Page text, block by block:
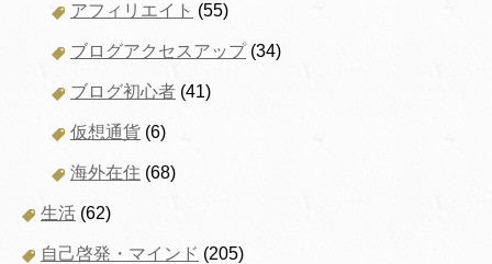
アフィリエイト (55)
ブログアクセスアップ(34)
ブログ初心者 (41)
仮想通貨 (6)
海外在住 (68)
生活 (62)
自己啓発・マインド (205)